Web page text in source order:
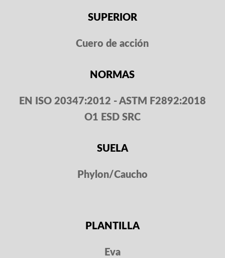
SUPERIOR
Cuero de acción
NORMAS
EN ISO 20347:2012 - ASTM F2892:2018
O1 ESD SRC
SUELA
Phylon/Caucho
PLANTILLA
Eva